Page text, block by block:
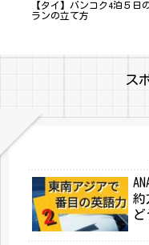
【タイ】バンコク4泊５日
ランの立て方
ス
約
ど